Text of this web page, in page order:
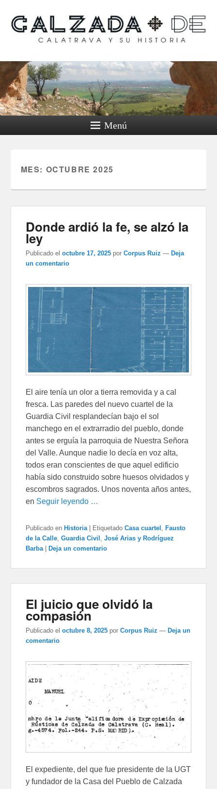
Calzada de Calatrava y
su historia
Menú
MES: OCTUBRE 2025
Donde ardió la fe, se alzó la
ley
Publicado el octubre 17, 2025 porCorpus Ruiz — Deja
un comentario
El aire tenía un olor a tierra removida y a cal
fresca. Las paredes del nuevo cuartel de la
Guardia Civil resplandecían bajo el sol
manchego en el extrarradio del pueblo, donde
antes se erguía la parroquia de Nuestra Señora
del Valle. Aunque nadie lo decía en voz alta,
todos eran conscientes de que aquel edificio
había sido construido sobre huesos olvidados y
escombros sagrados. Unos noventa años antes,
en Seguir leyendo …
Publicado en Historia Etiquetado Casa cuartel , Fausto
de la Calle,Guardia Civil ,José Arias y Rodríguez
Barba
Deja un comentario
El juicio que olvidó la
compasión
Publicado el octubre 8, 2025 porCorpus Ruiz — Deja un
comentario
El expediente, del que fue presidente de la UGT
y fundador de la Casa del Pueblo de Calzada